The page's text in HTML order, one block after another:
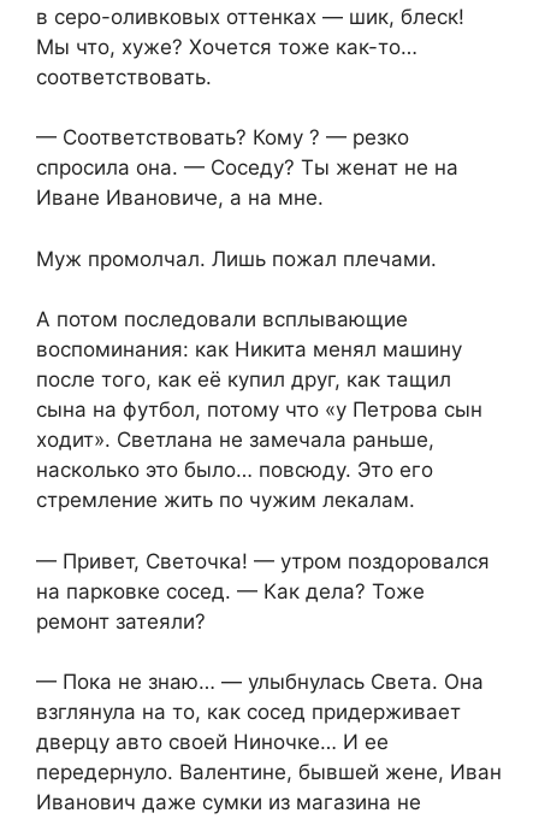
в серо-оливковых оттенках — шик, блеск!
Мы что, хуже? Хочется тоже как-то…
соответствовать.
— Соответствовать? Кому ? — резко
спросила она. — Соседу? Ты женат не на
Иване Ивановиче, а на мне.
Муж промолчал. Лишь пожал плечами.
А потом последовали всплывающие
воспоминания: как Никита менял машину
после того, как её купил друг, как тащил
сына на футбол, потому что «у Петрова сын
ходит». Светлана не замечала раньше,
насколько это было… повсюду. Это его
стремление жить по чужим лекалам.
— Привет, Светочка! — утром поздоровался
на парковке сосед. — Как дела? Тоже
ремонт затеяли?
— Пока не знаю… — улыбнулась Света. Она
взглянула на то, как сосед придерживает
дверцу авто своей Ниночке… И ее
передернуло. Валентине, бывшей жене, Иван
Иванович даже сумки из магазина не